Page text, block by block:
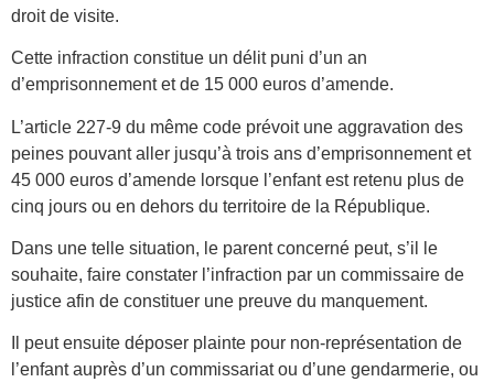
droit de visite.
Cette infraction constitue un délit puni d’un an
d’emprisonnement et de 15 000 euros d’amende.
L’article 227-9 du même code prévoit une aggravation des
peines pouvant aller jusqu’à trois ans d’emprisonnement et
45 000 euros d’amende lorsque l’enfant est retenu plus de
cinq jours ou en dehors du territoire de la République.
Dans une telle situation, le parent concerné peut, s’il le
souhaite, faire constater l’infraction par un commissaire de
justice afin de constituer une preuve du manquement.
Il peut ensuite déposer plainte pour non-représentation de
l’enfant auprès d’un commissariat ou d’une gendarmerie, ou